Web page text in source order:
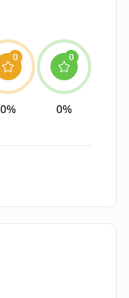
0
0%
0
0%